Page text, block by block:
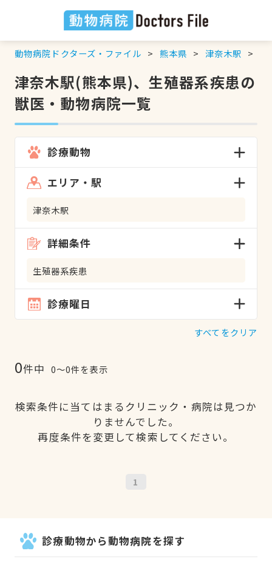
動物病院ドクターズ・ファイル 熊本県 津奈木駅
津奈木駅(熊本県)、生殖器系疾患の
獣医・動物病院一覧
診療動物
エリア・駅
津奈木駅
詳細条件
生殖器系疾患
診療曜日
すべてをクリア
0件中 0〜0件を表示
検索条件に当てはまるクリニック・病院は見つか
りませんでした。
再度条件を変更して検索してください。
1
診療動物から動物病院を探す